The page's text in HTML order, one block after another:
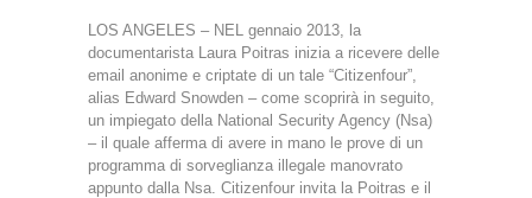
LOS ANGELES – NEL gennaio 2013, la
documentarista Laura Poitras inizia a ricevere delle
email anonime e criptate di un tale “Citizenfour”,
alias Edward Snowden – come scoprirà in seguito,
un impiegato della National Security Agency (Nsa)
– il quale afferma di avere in mano le prove di un
programma di sorveglianza illegale manovrato
appunto dalla Nsa. Citizenfour invita la Poitras e il